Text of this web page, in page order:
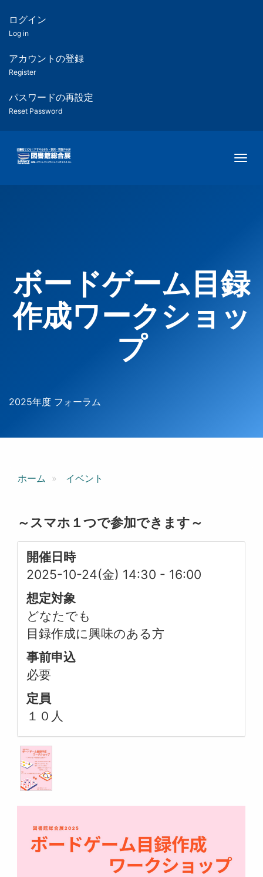
ツ
匿
名
ユ
ー
ー
用
メ
ログイン
Log in
アカウントの登録
Register
パスワードの再設定
Reset Password
ボードゲーム目録
作成ワークショッ
プ
2025年度 フォーラム
ホーム イベント
～スマホ１つで参加できます～
開催日時
2025-10-24(金) 14:30 - 16:00
想定対象
どなたでも
目録作成に興味のある方
事前申込
必要
定員
１０人